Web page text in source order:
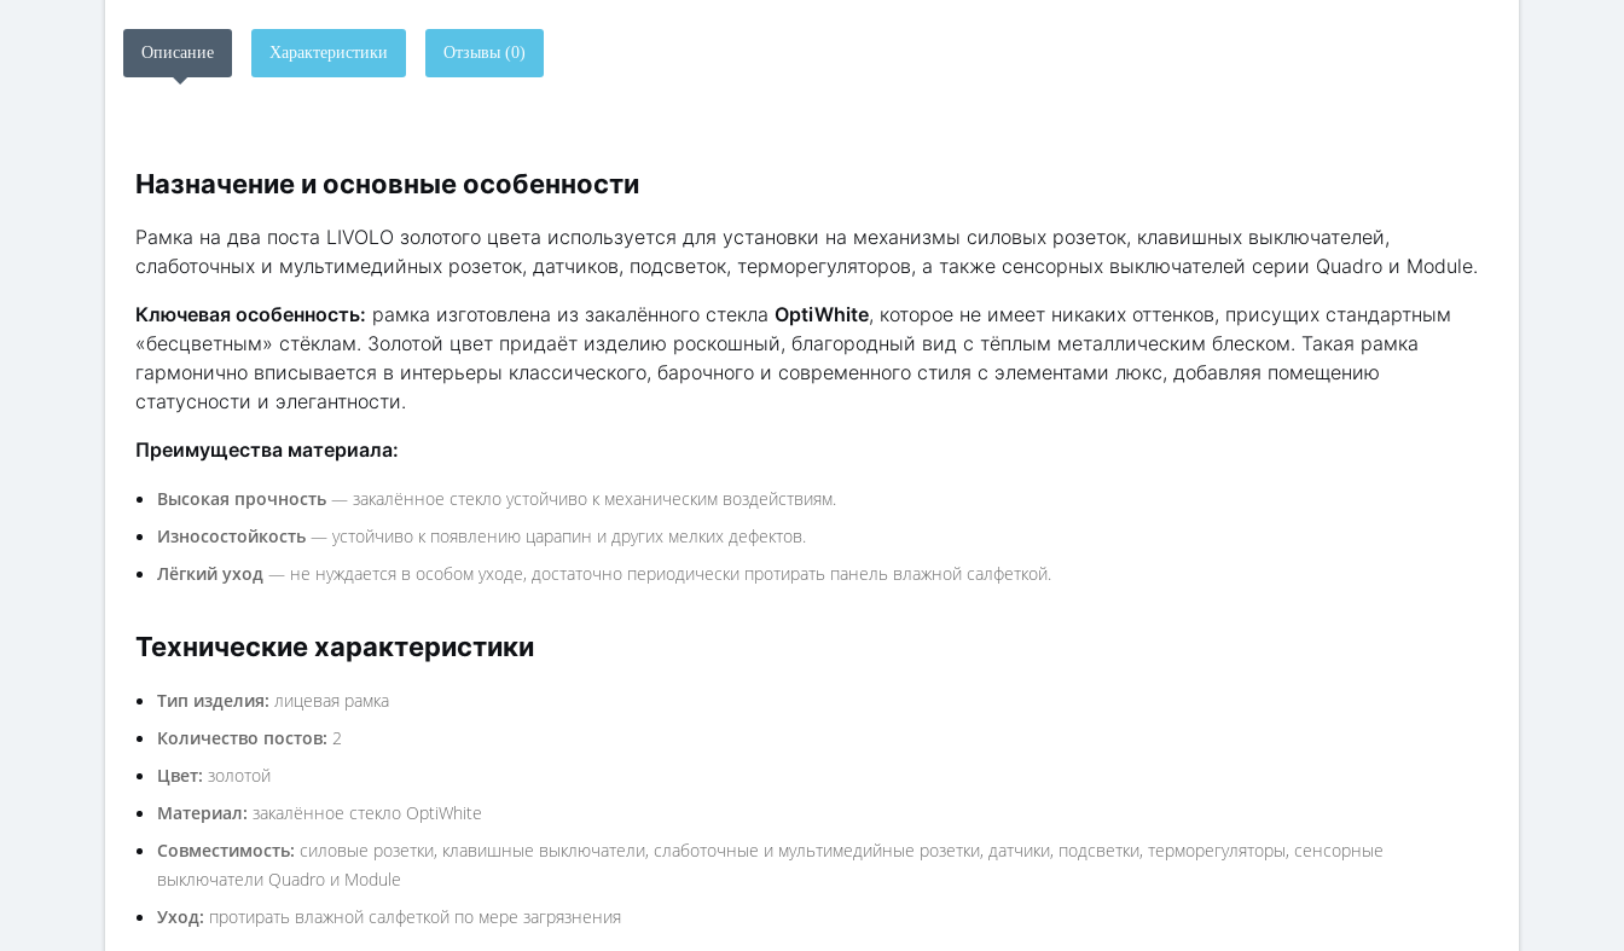
Описание Характеристики Отзывы (0)
Назначение и основные особенности
Рамка на два поста LIVOLO золотого цвета используется для установки на механизмы силовых розеток, клавишных выключателей,
слаботочных и мультимедийных розеток, датчиков, подсветок, терморегуляторов, а также сенсорных выключателей серии Quadro и Module.
Ключевая особенность: рамка изготовлена из закалённого стекла OptiWhite, которое не имеет никаких оттенков, присущих стандартным
«бесцветным» стёклам. Золотой цвет придаёт изделию роскошный, благородный вид с тёплым металлическим блеском. Такая рамка
гармонично вписывается в интерьеры классического, барочного и современного стиля с элементами люкс, добавляя помещению
статусности и элегантности.
Преимущества материала:
Высокая прочность — закалённое стекло устойчиво к механическим воздействиям.
Износостойкость — устойчиво к появлению царапин и других мелких дефектов.
Лёгкий уход — не нуждается в особом уходе, достаточно периодически протирать панель влажной салфеткой.
Технические характеристики
Тип изделия: лицевая рамка
Количество постов: 2
Цвет: золотой
Материал: закалённое стекло OptiWhite
Совместимость: силовые розетки, клавишные выключатели, слаботочные и мультимедийные розетки, датчики, подсветки, терморегуляторы, сенсорные
выключатели Quadro и Module
Уход: протирать влажной салфеткой по мере загрязнения